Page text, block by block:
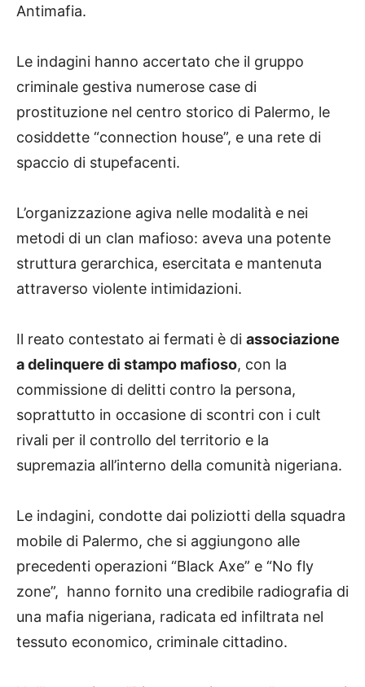
Antimafia.
Le indagini hanno accertato che il gruppo
criminale gestiva numerose case di
prostituzione nel centro storico di Palermo, le
cosiddette “connection house”, e una rete di
spaccio di stupefacenti.
L’organizzazione agiva nelle modalità e nei
metodi di un clan mafioso: aveva una potente
struttura gerarchica, esercitata e mantenuta
attraverso violente intimidazioni.
Il reato contestato ai fermati è di associazione
a delinquere di stampo mafioso, con la
commissione di delitti contro la persona,
soprattutto in occasione di scontri con i cult
rivali per il controllo del territorio e la
supremazia all’interno della comunità nigeriana.
Le indagini, condotte dai poliziotti della squadra
mobile di Palermo, che si aggiungono alle
precedenti operazioni “Black Axe” e “No fly
zone”, hanno fornito una credibile radiografia di
una mafia nigeriana, radicata ed infiltrata nel
tessuto economico, criminale cittadino.